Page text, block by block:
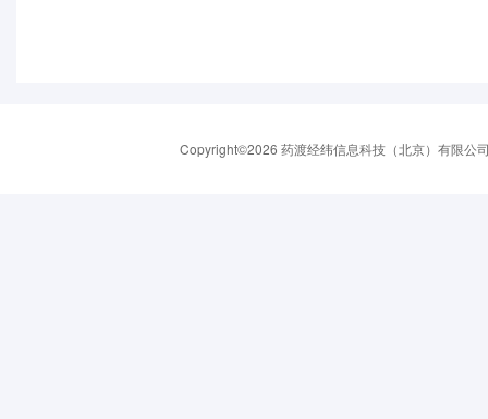
Copyright©2026 药渡经纬信息科技（北京）有限公